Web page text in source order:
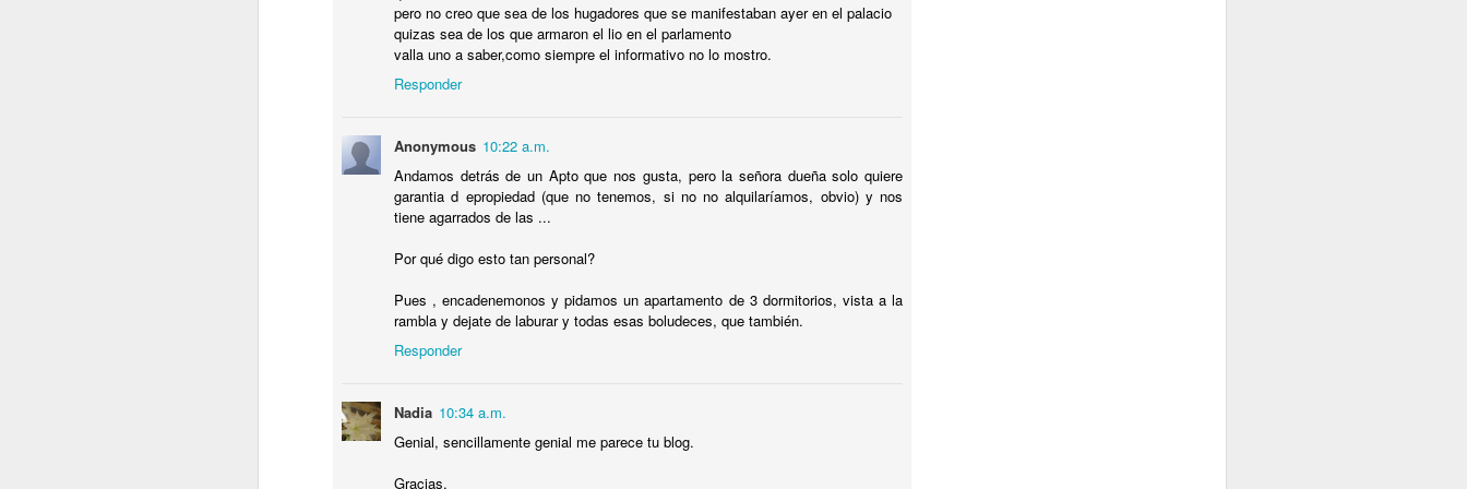
pero no creo que sea de los hugadores que se manifestaban ayer en el palacio
quizas sea de los que armaron el lio en el parlamento
valla uno a saber,como siempre el informativo no lo mostro.
Responder
Anonymous 10:22 a.m.
Andamos detrás de un Apto que nos gusta, pero la señora dueña solo quiere
garantia d epropiedad (que no tenemos, si no no alquilaríamos, obvio) y nos
tiene agarrados de las ...
Por qué digo esto tan personal?
Pues , encadenemonos y pidamos un apartamento de 3 dormitorios, vista a la
rambla y dejate de laburar y todas esas boludeces, que también.
Responder
Nadia 10:34 a.m.
Genial, sencillamente genial me parece tu blog.
Gracias.
ITALIA
Cualquiera pensaría que los TEMPLOS GRIEGOS MEJOR
Salerno.
.JUL
12
Tiene UN LEÓN en el JARDÍN DE LA CASA,
INCREÍBLE !
LEÓN EN LA CASA.
JUL
MISIL EXOCET SOBRE UNA CAMIONETA en